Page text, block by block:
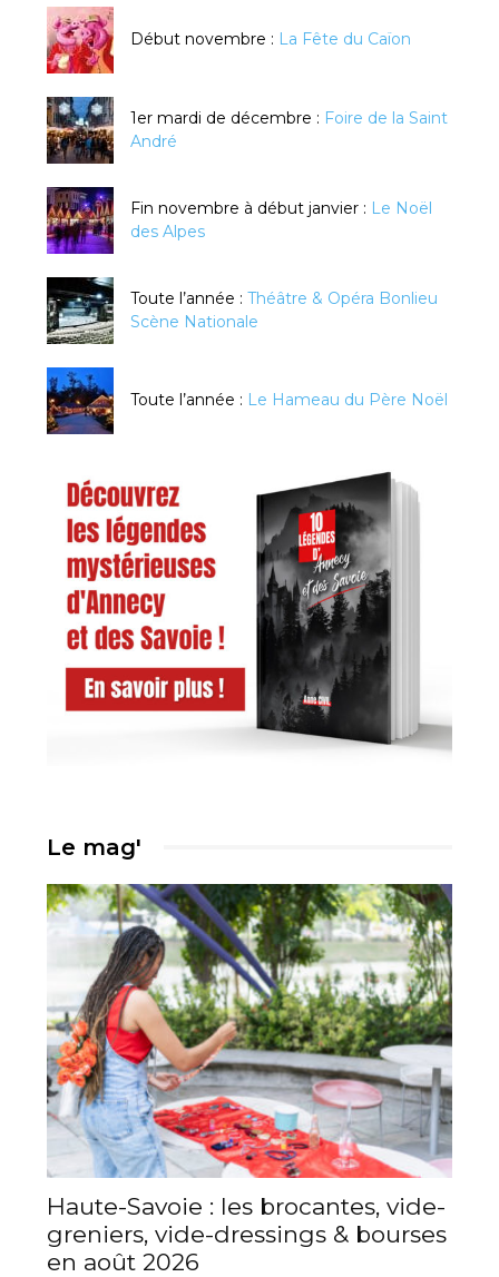
Début novembre : La Fête du Caïon
1er mardi de décembre : Foire de la Saint
André
Fin novembre à début janvier : Le Noël
des Alpes
Toute l’année : Théâtre & Opéra Bonlieu
Scène Nationale
Toute l’année : Le Hameau du Père Noël
Le mag'
Haute-Savoie : les brocantes, vide-
greniers, vide-dressings & bourses
en août 2026